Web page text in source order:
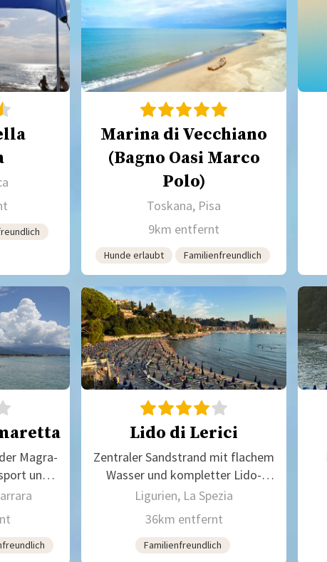
Marina di Vecchiano
(Bagno Oasi Marco
Polo)
Toskana, Pisa
9km entfernt
Hunde erlaubt Familienfreundlich
Magra-
und
Lido di Lerici
Zentraler Sandstrand mit flachem
Wasser und kompletter Lido-
Ausstattung
Ligurien, La Spezia
36km entfernt
Familienfreundlich